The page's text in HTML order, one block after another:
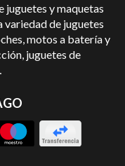
juguetes y maquetas
variedad de juguetes
motos a batería y
juguetes de